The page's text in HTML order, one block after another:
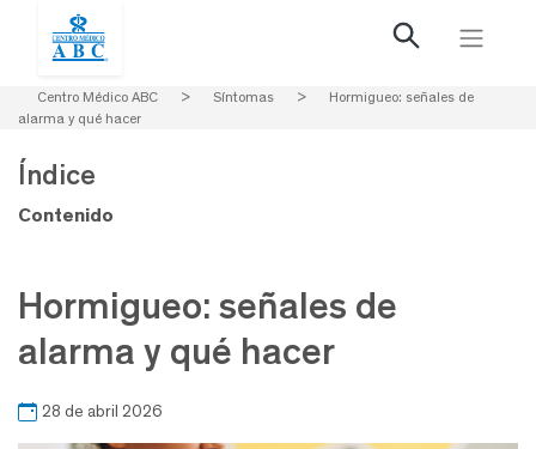
Centro Médico ABC > Síntomas >
Hormigueo: señales de
alarma y qué hacer
Hormigueo: señales de
alarma y qué hacer
28 de abril 2026
Índice
Contenido